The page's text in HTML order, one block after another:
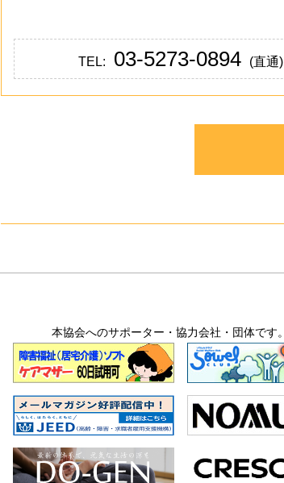
TEL: 03-5273-0894 (直通)
本協会へのサポーター・協力会社・団体です。